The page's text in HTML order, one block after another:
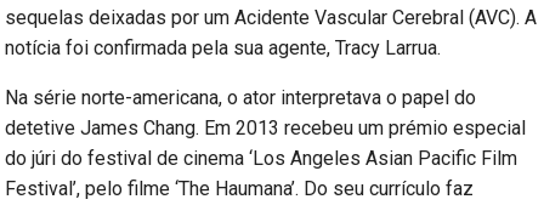
sequelas deixadas por um Acidente Vascular Cerebral (AVC). A
notícia foi confirmada pela sua agente, Tracy Larrua.
Na série norte-americana, o ator interpretava o papel do
detetive James Chang. Em 2013 recebeu um prémio especial
do júri do festival de cinema ‘Los Angeles Asian Pacific Film
Festival’, pelo filme ‘The Haumana’. Do seu currículo faz